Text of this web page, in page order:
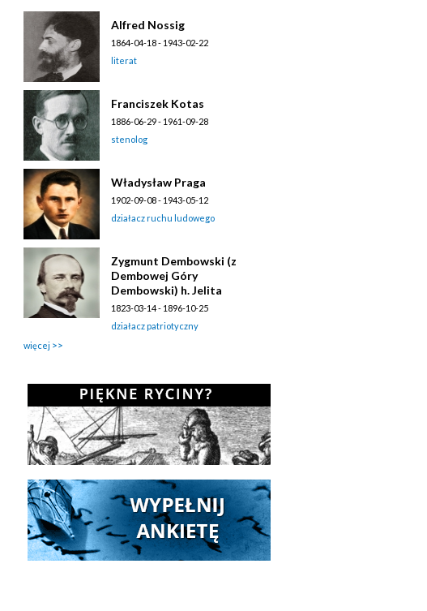
Alfred Nossig
1864-04-18 - 1943-02-22
literat
Franciszek Kotas
1886-06-29 - 1961-09-28
stenolog
Władysław Praga
1902-09-08 - 1943-05-12
działacz ruchu ludowego
Zygmunt Dembowski (z
Dembowej Góry
Dembowski) h. Jelita
1823-03-14 - 1896-10-25
działacz patriotyczny
więcej